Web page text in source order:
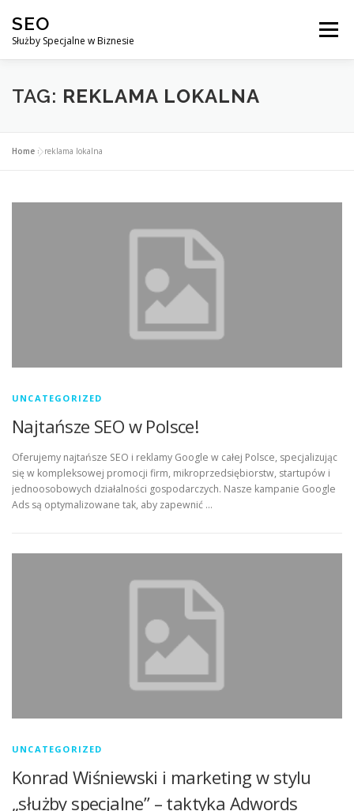
treści
SEO
Służby Specjalne w Biznesie
Menu
AGENCJA SEO CO ZYSKUJESZ ?
DLACZEGO WARTO?
TAG: REKLAMA LOKALNA
Home »reklama lokalna
UNCATEGORIZED
Najtańsze SEO w Polsce!
Oferujemy najtańsze SEO i reklamy Google w całej Polsce, specjalizując
się w kompleksowej promocji firm, mikroprzedsiębiorstw, startupów i
jednoosobowych działalności gospodarczych. Nasze kampanie Google
Ads są optymalizowane tak, aby zapewnić …
UNCATEGORIZED
Konrad Wiśniewski i marketing w stylu
„służby specjalne” – taktyka Adwords